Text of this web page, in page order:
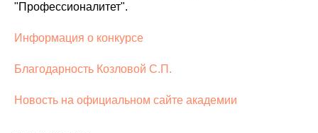
"Профессионалитет".
Информация о конкурсе
Благодарность Козловой С.П.
Новость на официальном сайте академии